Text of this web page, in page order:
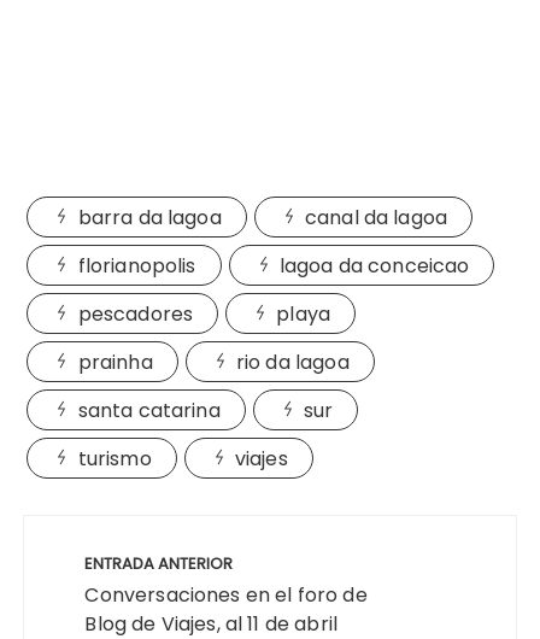
barra da lagoa
canal da lagoa
florianopolis
lagoa da conceicao
pescadores
playa
prainha
rio da lagoa
santa catarina
sur
turismo
viajes
entradas
ENTRADA ANTERIOR
Conversaciones en el foro de
Blog de Viajes, al 11 de abril